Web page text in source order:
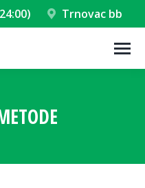
Trnovac bb